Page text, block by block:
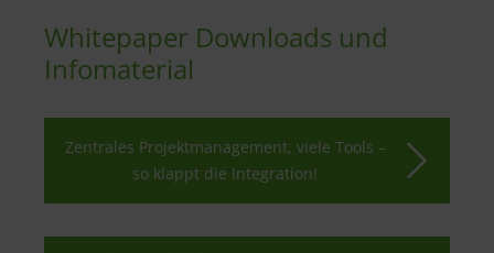
Whitepaper Downloads und
Infomaterial
Zentrales Projektmanagement, viele Tools –
so klappt die Integration!